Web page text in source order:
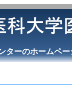
ターのホームペ